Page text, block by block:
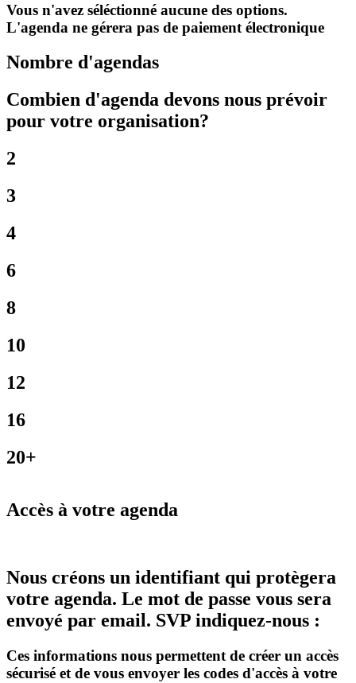
Vous n'avez séléctionné aucune des options.
L'agenda ne gérera pas de paiement électronique
Nombre d'agendas
Combien d'agenda devons nous prévoir
pour votre organisation?
2
3
4
6
8
10
12
16
20+
Accès à votre agenda
Nous créons un identifiant qui protègera
votre agenda. Le mot de passe vous sera
envoyé par email. SVP indiquez-nous :
Ces informations nous permettent de créer un accès
sécurisé et de vous envoyer les codes d'accès à votre